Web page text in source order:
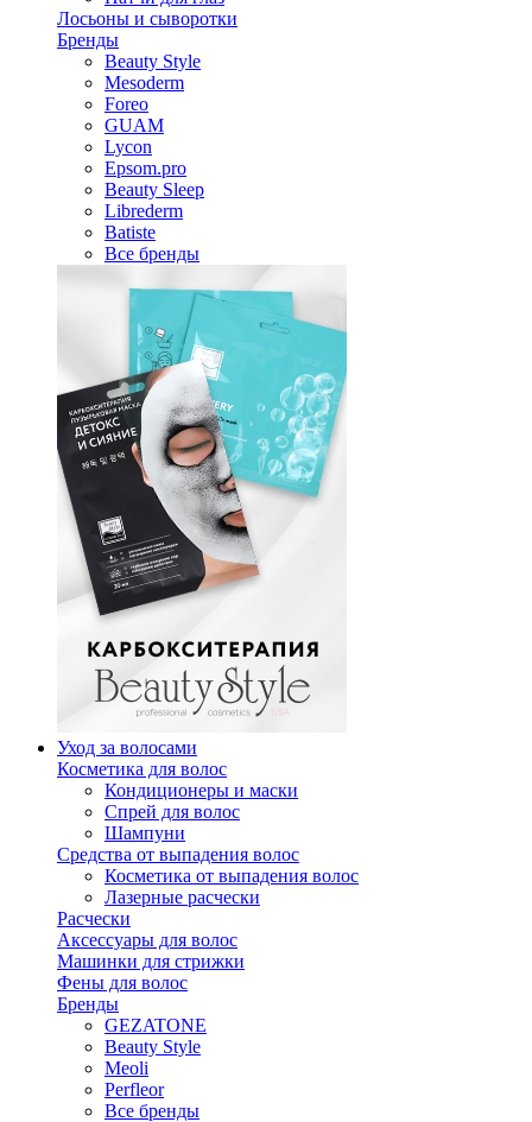
Лосьоны и сыворотки
Бренды
Beauty Style
Mesoderm
Foreo
GUAM
Lycon
Epsom.pro
Beauty Sleep
Librederm
Batiste
Все бренды
Уход за волосами
Косметика для волос
Кондиционеры и маски
Спрей для волос
Шампуни
Средства от выпадения волос
Косметика от выпадения волос
Лазерные расчески
Расчески
Аксессуары для волос
Машинки для стрижки
Фены для волос
Бренды
GEZATONE
Beauty Style
Meoli
Perfleor
Все бренды